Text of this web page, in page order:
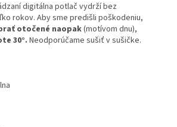
digitálna potlač vydrží bez
rokov. Aby sme predišli poškodeniu,
otočené naopak(motívom dnu),
30°. Neodporúčame sušiť v sušičke.